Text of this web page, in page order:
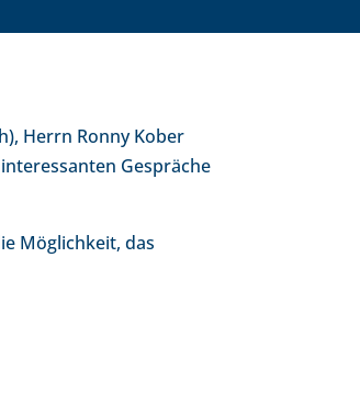
Herrn Ronny Kober
Gespräche
Möglichkeit, das